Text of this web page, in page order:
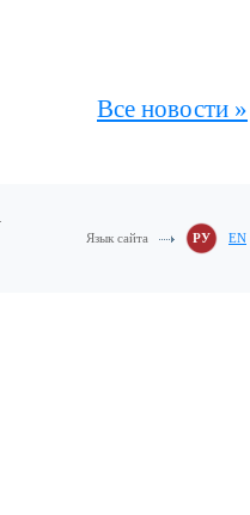
Все новости »
Язык сайта РУ EN